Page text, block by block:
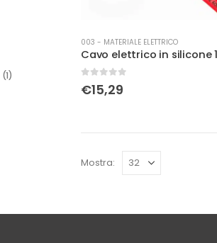
003 - MATERIALE ELETTRICO
€15,29
Mostra:
(1)